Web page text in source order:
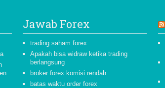
Jawab Forex
trading saham forex
Apakah bisa widraw ketika trading
berlangsung
broker forex komisi rendah
batas waktu order forex